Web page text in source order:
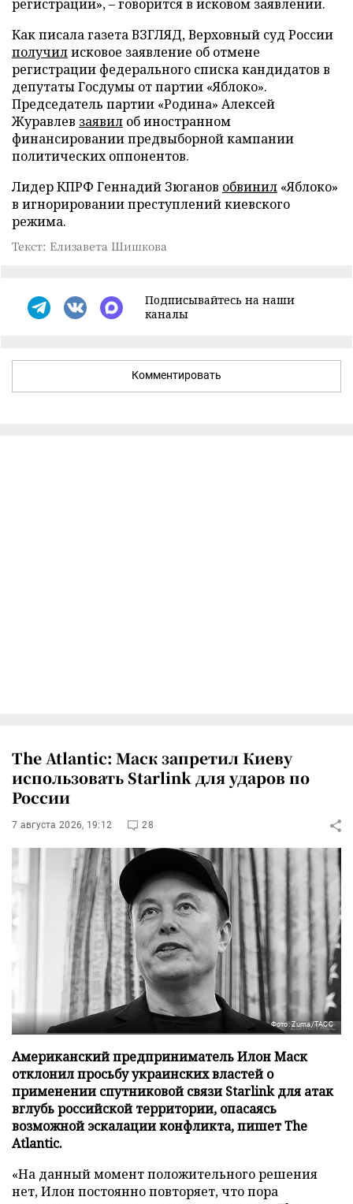
регистрации», – говорится в исковом заявлении.
Как писала газета ВЗГЛЯД, Верховный суд России
получилисковое заявление об отмене
регистрации федерального списка кандидатов в
депутаты Госдумы от партии «Яблоко».
Председатель партии «Родина» Алексей
Журавлев заявил об иностранном
финансировании предвыборной кампании
политических оппонентов.
Лидер КПРФ Геннадий Зюганов обвинил «Яблоко»
в игнорировании преступлений киевского
режима.
Текст: Елизавета Шишкова
Подписывайтесь на наши
каналы
Комментировать
The Atlantic: Маск запретил Киеву
использовать Starlink для ударов по
России
7 августа 2026, 19:12 28
Фото: Zuma/ТАСС
Американский предприниматель Илон Маск
отклонил просьбу украинских властей о
применении спутниковой связи Starlink для атак
вглубь российской территории, опасаясь
возможной эскалации конфликта, пишет The
Atlantic.
«На данный момент положительного решения
нет, Илон постоянно повторяет, что пора